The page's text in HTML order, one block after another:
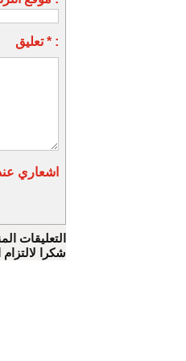
تعليق * :
اشعاري
التعليقات
شكرا